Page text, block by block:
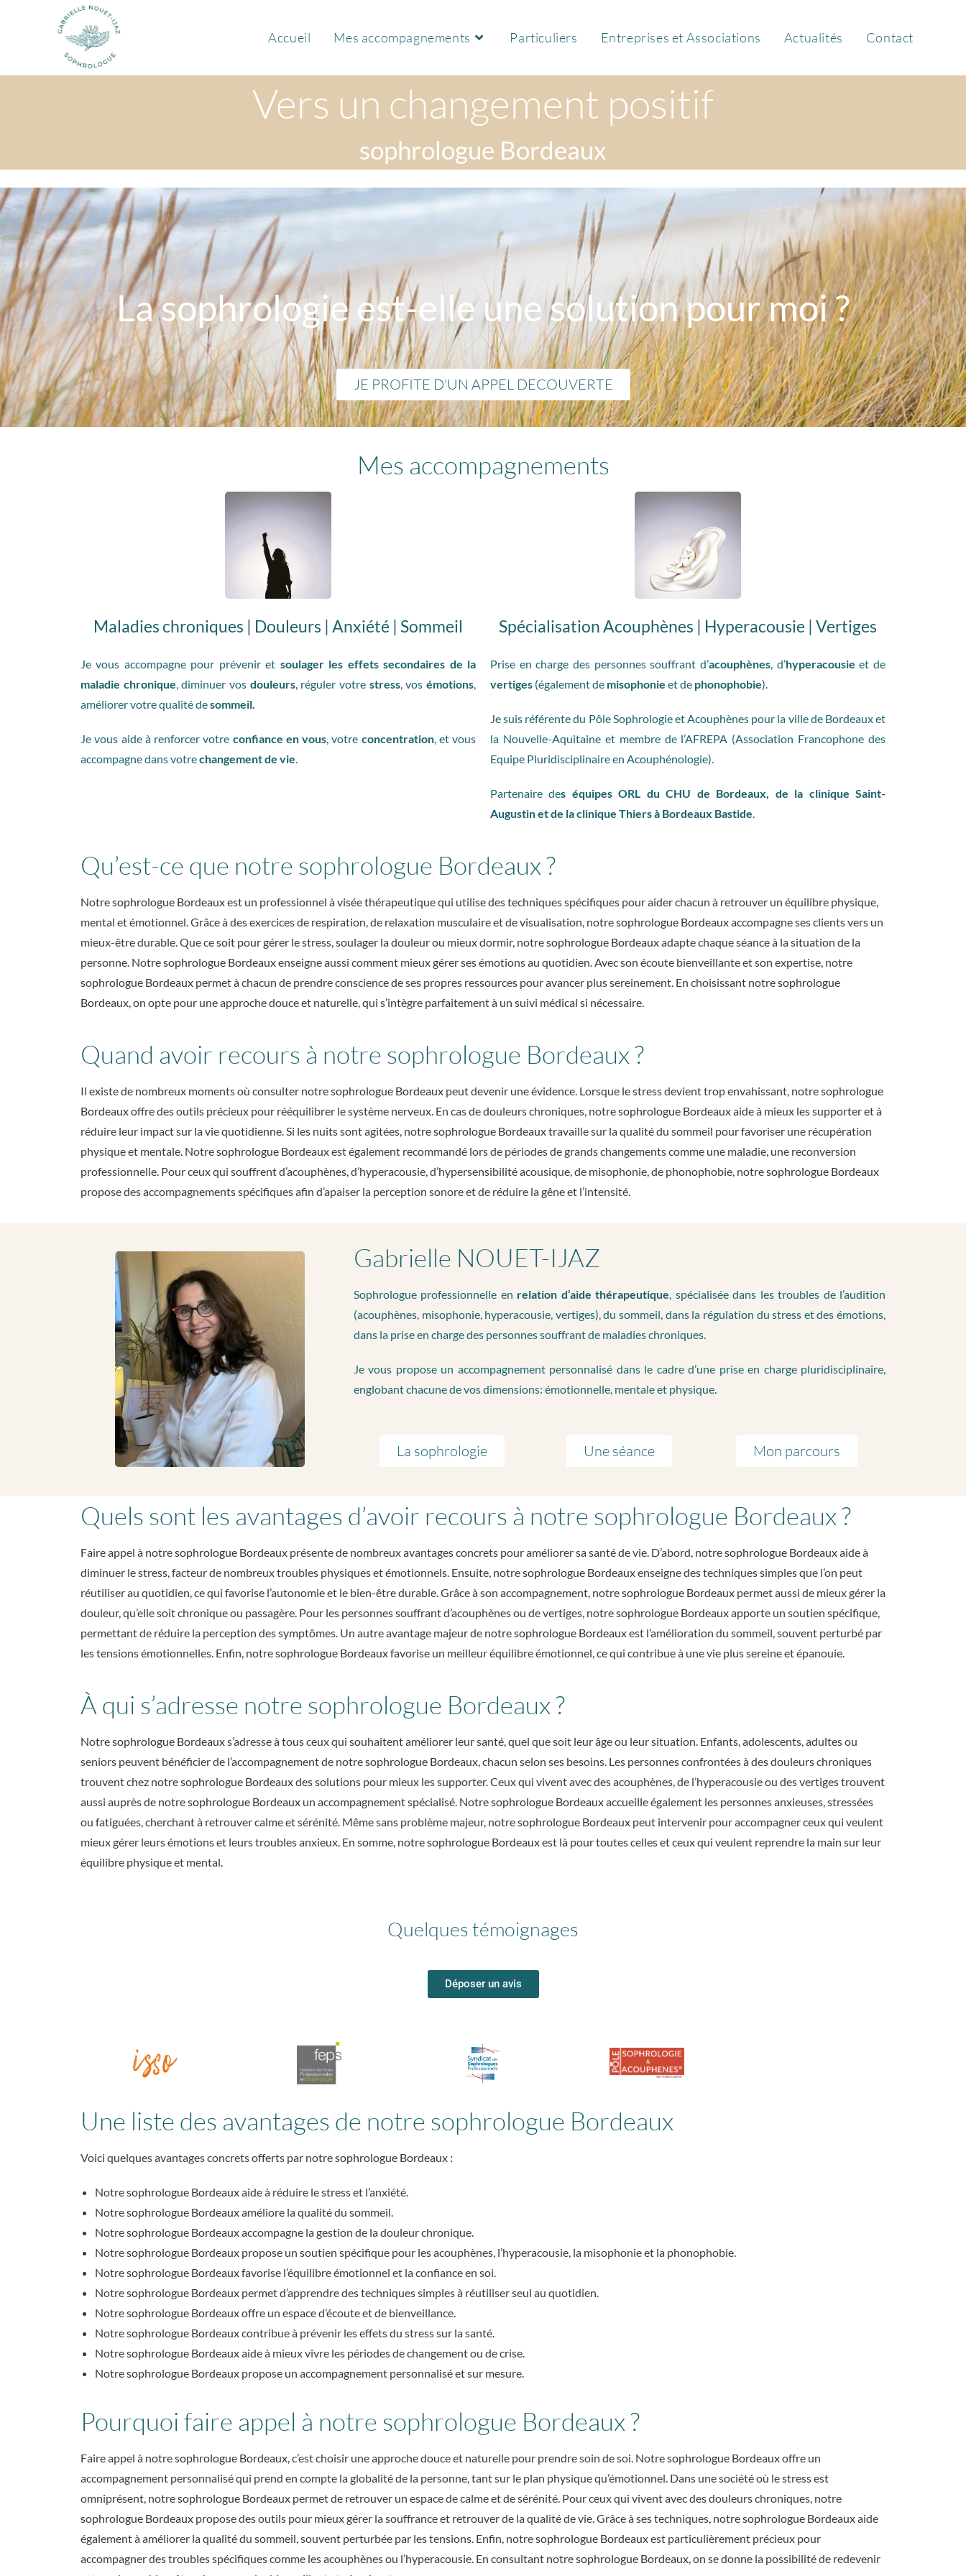
Accueil Mes accompagnements Particuliers Entreprises et Associations Actualités Contact
Vers un changement positif
sophrologue Bordeaux
La sophrologie est-elle une solution pour moi ?
JE PROFITE D'UN APPEL DECOUVERTE
Mes accompagnements
Maladies chroniques | Douleurs | Anxiété | Sommeil
Je vous accompagne pour prévenir et soulager les effets secondaires de la
maladie chronique , diminuer vos douleurs, réguler votre stress, vosémotions
améliorer votre qualité desommeil.
Je vous aide à renforcer votre confiance en vous , votre concentration, et vous
accompagne dans votrechangement de vie
Spécialisation Acouphènes | Hyperacousie | Vertiges
Prise en charge des personnes souffrant d’acouphènes , d’hyperacousie et de
vertiges (également de misophonie et de phonophobie).
Je suis référente du Pôle Sophrologie et Acouphènes pour la ville de Bordeaux et
la Nouvelle-Aquitaine et membre de l’AFREPA (Association Francophone des
Equipe Pluridisciplinaire en Acouphénologie).
Partenaire des équipes ORL du CHU de Bordeaux, de la clinique Saint-
Augustin et de la clinique Thiers à Bordeaux Bastide
Qu’est-ce que notre sophrologue Bordeaux ?
Notresophrologue Bordeauxest un professionnel à visée thérapeutique qui utilise des techniques spécifiques pour aider chacun à retrouver un équilibre physique,
mental et émotionnel. Grâce à des exercices de respiration, de relaxation musculaire et de visualisation, notresophrologue Bordeauxaccompagne ses clients vers un
mieux-être durable. Que ce soit pour gérer le stress, soulager la douleur ou mieux dormir, notresophrologue Bordeauxadapte chaque séance à la situation de la
personne. Notresophrologue Bordeauxenseigne aussi comment mieux gérer ses émotions au quotidien. Avec son écoute bienveillante et son expertise, notre
sophrologue Bordeaux permet à chacun de prendre conscience de ses propres ressources pour avancer plus sereinement. En choisissant notresophrologue
Bordeaux , on opte pour une approche douce et naturelle, qui s’intègre parfaitement à un suivi médical si nécessaire.
Quand avoir recours à notre sophrologue Bordeaux ?
Il existe de nombreux moments où consulter notresophrologue Bordeaux peut devenir une évidence. Lorsque le stress devient trop envahissant, notresophrologue
Bordeauxoffre des outils précieux pour rééquilibrer le système nerveux. En cas de douleurs chroniques, notresophrologue Bordeauxaide à mieux les supporter et à
réduire leur impact sur la vie quotidienne. Si les nuits sont agitées, notresophrologue Bordeauxtravaille sur la qualité du sommeil pour favoriser une récupération
physique et mentale. Notresophrologue Bordeauxest également recommandé lors de périodes de grands changements comme une maladie, une reconversion
professionnelle. Pour ceux qui souffrent d’acouphènes, d’hyperacousie, d’hypersensibilité acousique, de misophonie, de phonophobie, notresophrologue Bordeaux
propose des accompagnements spécifiques afin d’apaiser la perception sonore et de réduire la gêne et l’intensité.
Gabrielle NOUET-IJAZ
Sophrologue professionnelle en relation d’aide thérapeutique , spécialisée dans les troubles de l’audition
(acouphènes, misophonie, hyperacousie, vertiges), du sommeil, dans la régulation du stress et des émotions,
dans la prise en charge des personnes souffrant de maladies chroniques.
Je vous propose un accompagnement personnalisé dans le cadre d’une prise en charge pluridisciplinaire,
englobant chacune de vos dimensions: émotionnelle, mentale et physique.
La sophrologie Une séance Mon parcours
Quels sont les avantages d’avoir recours à notre sophrologue Bordeaux ?
Faire appel à notresophrologue Bordeaux présente de nombreux avantages concrets pour améliorer sa santé de vie. D’abord, notresophrologue Bordeauxaide à
diminuer le stress, facteur de nombreux troubles physiques et émotionnels. Ensuite, notresophrologue Bordeauxenseigne des techniques simples que l’on peut
réutiliser au quotidien, ce qui favorise l’autonomie et le bien-être durable. Grâce à son accompagnement, notresophrologue Bordeaux permet aussi de mieux gérer la
douleur, qu’elle soit chronique ou passagère. Pour les personnes souffrant d’acouphènes ou de vertiges, notresophrologue Bordeauxapporte un soutien spécifique,
permettant de réduire la perception des symptômes. Un autre avantage majeur de notresophrologue Bordeauxest l’amélioration du sommeil, souvent perturbé par
les tensions émotionnelles. Enfin, notresophrologue Bordeauxfavorise un meilleur équilibre émotionnel, ce qui contribue à une vie plus sereine et épanouie.
À qui s’adresse notre sophrologue Bordeaux ?
Notresophrologue Bordeauxs’adresse à tous ceux qui souhaitent améliorer leur santé, quel que soit leur âge ou leur situation. Enfants, adolescents, adultes ou
seniors peuvent bénéficier de l’accompagnement de notresophrologue Bordeaux , chacun selon ses besoins. Les personnes confrontées à des douleurs chroniques
trouvent chez notresophrologue Bordeauxdes solutions pour mieux les supporter. Ceux qui vivent avec des acouphènes, de l’hyperacousie ou des vertiges trouvent
aussi auprès de notresophrologue Bordeaux un accompagnement spécialisé. Notresophrologue Bordeauxaccueille également les personnes anxieuses, stressées
ou fatiguées, cherchant à retrouver calme et sérénité. Même sans problème majeur, notresophrologue Bordeaux peut intervenir pour accompagner ceux qui veulent
mieux gérer leurs émotions et leurs troubles anxieux. En somme, notresophrologue Bordeauxest là pour toutes celles et ceux qui veulent reprendre la main sur leur
équilibre physique et mental.
Quelques témoignages
Déposer un avis
Une liste des avantages de notre sophrologue Bordeaux
Voici quelques avantages concrets offerts par notresophrologue Bordeaux :
Notresophrologue Bordeauxaide à réduire le stress et l’anxiété.
Notresophrologue Bordeauxaméliore la qualité du sommeil.
Notresophrologue Bordeauxaccompagne la gestion de la douleur chronique.
Notresophrologue Bordeaux propose un soutien spécifique pour les acouphènes, l’hyperacousie, la misophonie et la phonophobie.
Notresophrologue Bordeauxfavorise l’équilibre émotionnel et la confiance en soi.
Notresophrologue Bordeaux permet d’apprendre des techniques simples à réutiliser seul au quotidien.
Notresophrologue Bordeauxoffre un espace d’écoute et de bienveillance.
Notresophrologue Bordeauxcontribue à prévenir les effets du stress sur la santé.
Notresophrologue Bordeauxaide à mieux vivre les périodes de changement ou de crise.
Notresophrologue Bordeaux propose un accompagnement personnalisé et sur mesure.
Pourquoi faire appel à notre sophrologue Bordeaux ?
Faire appel à notresophrologue Bordeaux, c’est choisir une approche douce et naturelle pour prendre soin de soi. Notresophrologue Bordeauxoffre un
accompagnement personnalisé qui prend en compte la globalité de la personne, tant sur le plan physique qu’émotionnel. Dans une société où le stress est
omniprésent, notresophrologue Bordeaux permet de retrouver un espace de calme et de sérénité. Pour ceux qui vivent avec des douleurs chroniques, notre
sophrologue Bordeaux propose des outils pour mieux gérer la souffrance et retrouver de la qualité de vie. Grâce à ses techniques, notresophrologue Bordeauxaide
également à améliorer la qualité du sommeil, souvent perturbée par les tensions. Enfin, notresophrologue Bordeauxest particulièrement précieux pour
accompagner des troubles spécifiques comme les acouphènes ou l’hyperacousie. En consultant notresophrologue Bordeaux, on se donne la possibilité de redevenir